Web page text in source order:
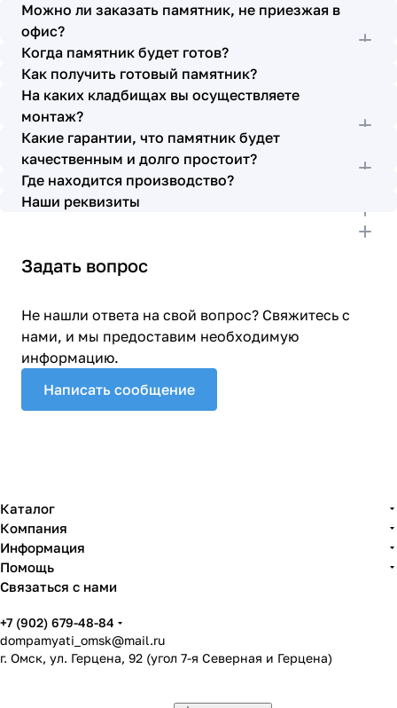
работают спокойно, но в тоже время, соблюдая
всю технологию, работаю слаженно и
качественно. Я присутствовала при монтаже,
ребят это нисколько не смутило. Они, как и
Елена Николаевна, ответили на все мои вопросы,
которые возникли в процессе. Спасибо.
Выражаю благодарность от имени всей нашей
семьи за выполнение заказа в срок и
качественно. К руководству просьба по-
возможности премировать работников.
Можно ли заказать памятник, не приезжая в
офис?
Когда памятник будет готов?
Как получить готовый памятник?
На каких кладбищах вы осуществляете
монтаж?
Какие гарантии, что памятник будет
качественным и долго простоит?
Где находится производство?
Наши реквизиты
Задать вопрос
Не нашли ответа на свой вопрос? Свяжитесь с
нами, и мы предоставим необходимую
информацию.
Написать сообщение
Каталог
Компания
Информация
Помощь
Связаться с нами
+7 (902) 679-48-84
dompamyati_omsk@mail.ru
г. Омск, ул. Герцена, 92 (угол 7-я Северная и Герцена)